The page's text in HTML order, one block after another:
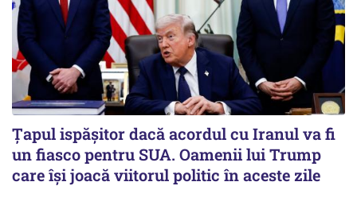
Țapul ispășitor dacă acordul cu Iranul va fi
un fiasco pentru SUA. Oamenii lui Trump
care își joacă viitorul politic în aceste zile